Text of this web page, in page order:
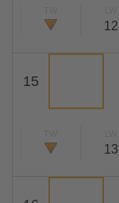
12
15
13